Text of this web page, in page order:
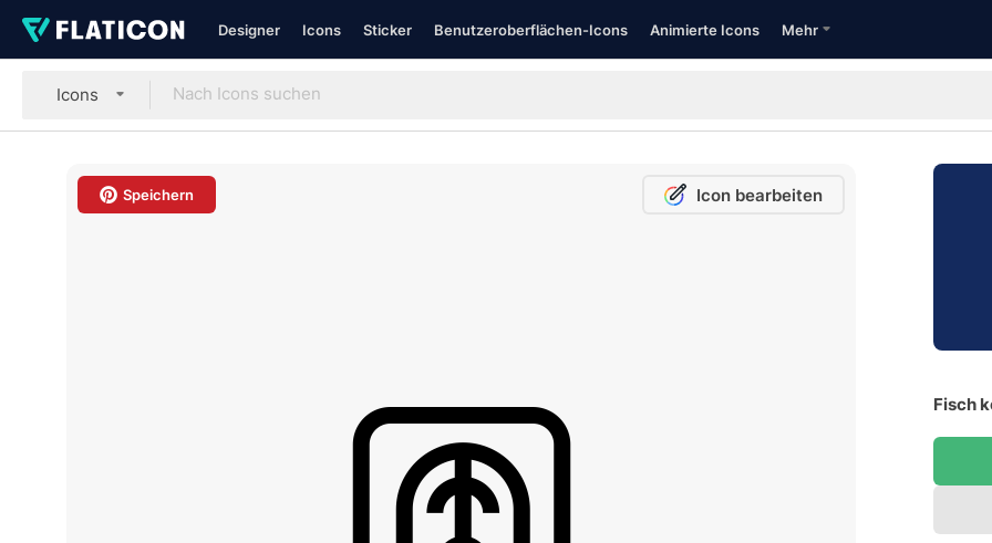
Designer Icons Sticker Benutzeroberflächen-Icons Animierte Icons Mehr
Icons
Speichern Icon bearbeiten
Fisch